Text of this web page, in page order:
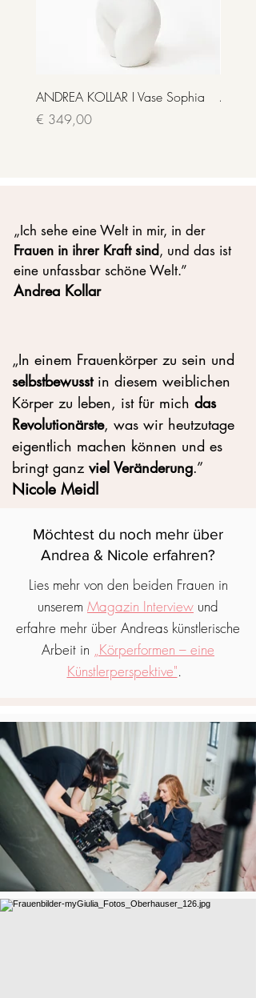
ANDREA KOLLAR I Vase Sophia
Preis
€ 349,00
„Ich sehe eine Welt in mir, in der
Frauen in ihrer Kraft sind, und das ist
eine unfassbar schöne Welt.”
Andrea Kollar
„In einem Frauenkörper zu sein und
selbstbewusstin diesem weiblichen
Körper zu leben, ist für mich das
Revolutionärste, was wir heutzutage
eigentlich machen können und es
bringt ganz viel Veränderung.”
Nicole Meidl
Möchtest du noch mehr über
Andrea & Nicole erfahren?
Lies mehr von den beiden Frauen in
unserem Magazin Interview und
erfahre mehr über Andreas künstlerische
Arbeit in
Körperformen – eine
Künstlerperspektive".